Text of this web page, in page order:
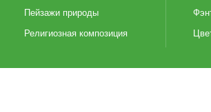
Пейзажи природы
Религиозная композиция